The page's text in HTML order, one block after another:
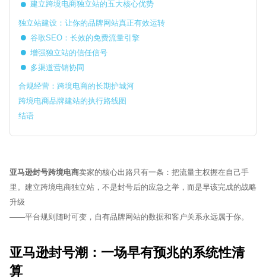
建立跨境电商独立站的五大核心优势
独立站建设：让你的品牌网站真正有效运转
谷歌SEO：长效的免费流量引擎
增强独立站的信任信号
多渠道营销协同
合规经营：跨境电商的长期护城河
跨境电商品牌建站的执行路线图
结语
亚马逊封号跨境电商卖家的核心出路只有一条：把流量主权握在自己手
里。建立跨境电商独立站，不是封号后的应急之举，而是早该完成的战略
升级
——平台规则随时可变，自有品牌网站的数据和客户关系永远属于你。
亚马逊封号潮：一场早有预兆的系统性清
算